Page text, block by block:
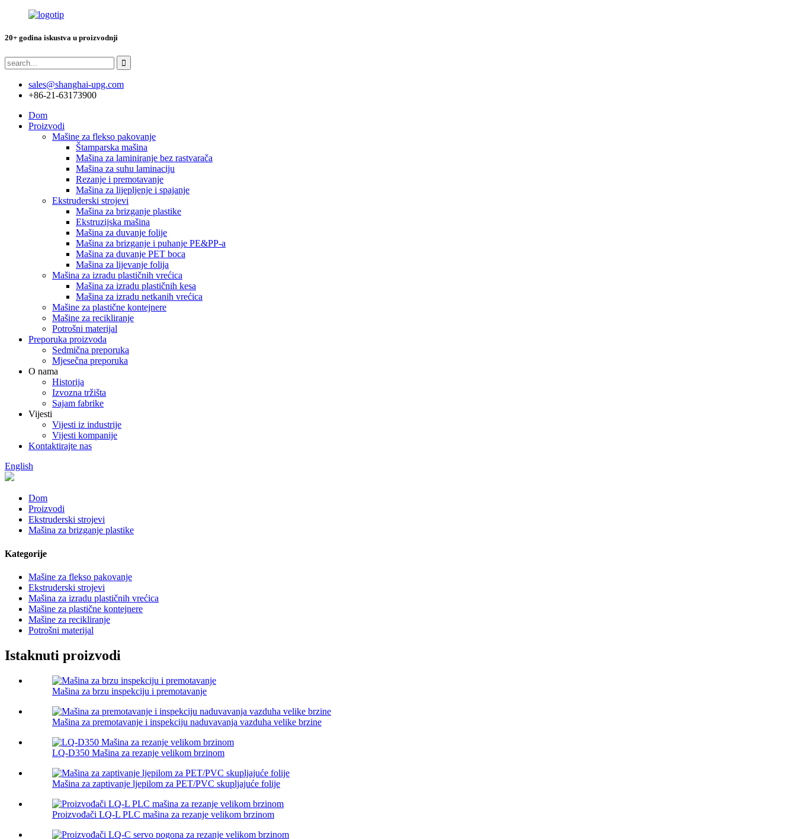
20+ godina iskustva u proizvodnji
sales@shanghai-upg.com
+86-21-63173900
Dom
Proizvodi
Mašine za flekso pakovanje
Štamparska mašina
Mašina za laminiranje bez rastvarača
Mašina za suhu laminaciju
Rezanje i premotavanje
Mašina za lijepljenje i spajanje
Ekstruderski strojevi
Mašina za brizganje plastike
Ekstruzijska mašina
Mašina za duvanje folije
Mašina za brizganje i puhanje PE&PP-a
Mašina za duvanje PET boca
Mašina za lijevanje folija
Mašina za izradu plastičnih vrećica
Mašina za izradu plastičnih kesa
Mašina za izradu netkanih vrećica
Mašine za plastične kontejnere
Mašine za recikliranje
Potrošni materijal
Preporuka proizvoda
Sedmična preporuka
Mjesečna preporuka
O nama
Historija
Izvozna tržišta
Sajam fabrike
Vijesti
Vijesti iz industrije
Vijesti kompanije
Kontaktirajte nas
English
Dom
Proizvodi
Ekstruderski strojevi
Mašina za brizganje plastike
Kategorije
Mašine za flekso pakovanje
Ekstruderski strojevi
Mašina za izradu plastičnih vrećica
Mašine za plastične kontejnere
Mašine za recikliranje
Potrošni materijal
Istaknuti proizvodi
Mašina za brzu inspekciju i premotavanje
Mašina za premotavanje i inspekciju naduvavanja vazduha velike brzine
LQ-D350 Mašina za rezanje velikom brzinom
Mašina za zaptivanje ljepilom za PET/PVC skupljajuće folije
Proizvođači LQ-L PLC mašina za rezanje velikom brzinom